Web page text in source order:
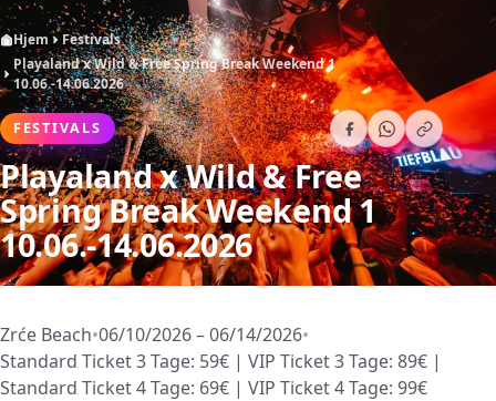
GÆSTER
2
Hjem
Festivals
Playaland x Wild & Free Spring Break Weekend 1
10.06.-14.06.2026
FESTIVALS
Playaland x Wild & Free
Spring Break Weekend 1
10.06.-14.06.2026
Zrće Beach•06/10/2026 – 06/14/2026•
Standard Ticket 3 Tage: 59€ | VIP Ticket 3 Tage: 89€ |
Standard Ticket 4 Tage: 69€ | VIP Ticket 4 Tage: 99€